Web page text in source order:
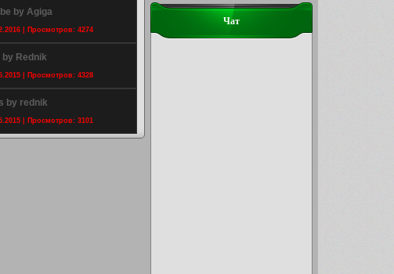
by Agiga
| Просмотров: 4274
by Rednik
| Просмотров: 4328
by rednik
| Просмотров: 3101
Чат